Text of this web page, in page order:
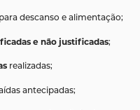
para descanso e alimentação;
e não justificadas;
realizadas;
antecipadas;